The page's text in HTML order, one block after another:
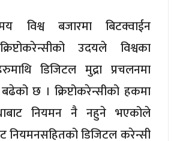
विश्व बजारमा बिटक्वाईन
उदयले विश्वका
डिजिटल मुद्रा प्रचलनमा
छ । क्रिप्टोकरेन्सीको हकमा
नियमन नै नहुने भएकोले
नियमनसहितको डिजिटल करेन्सी